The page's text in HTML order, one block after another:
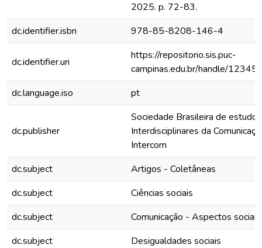
2025. p. 72-83.
dc.identifier.isbn
978-85-8208-146-4
dc.identifier.uri
https://repositorio.sis.puc-
campinas.edu.br/handle/
dc.language.iso
pt
dc.publisher
Sociedade Brasileira de estudos
Interdisciplinares da
Intercom
dc.subject
Artigos - Coletâneas
dc.subject
Ciências sociais
dc.subject
Comunicação - Aspectos sociais
dc.subject
Desigualdades sociais